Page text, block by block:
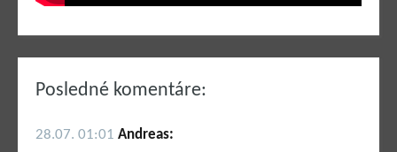
Posledné komentáre:
28.07. 01:01 Andreas: